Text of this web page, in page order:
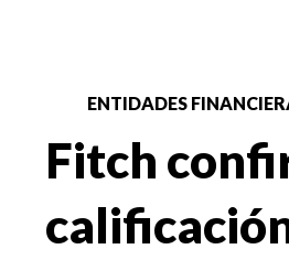
ENTIDADES
Fitch